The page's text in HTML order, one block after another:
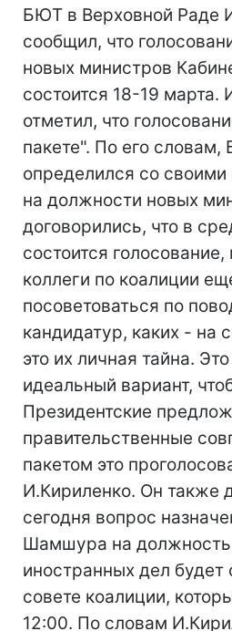
БЮТ в Верховной Раде
сообщил, что
новых министров
состоится 18-19 марта.
отметил, что
пакете". По его
определился со
на должности новых
договорились, что в
состоится голосование,
коллеги по коалиции
посоветоваться по
кандидатур, каких - на
это их личная тайна.
идеальный вариант,
Президентские
правительственные
пакетом это
И.Кириленко. Он также
сегодня вопрос
Шамшура на
иностранных дел будет
совете коалиции,
12:00. По словам